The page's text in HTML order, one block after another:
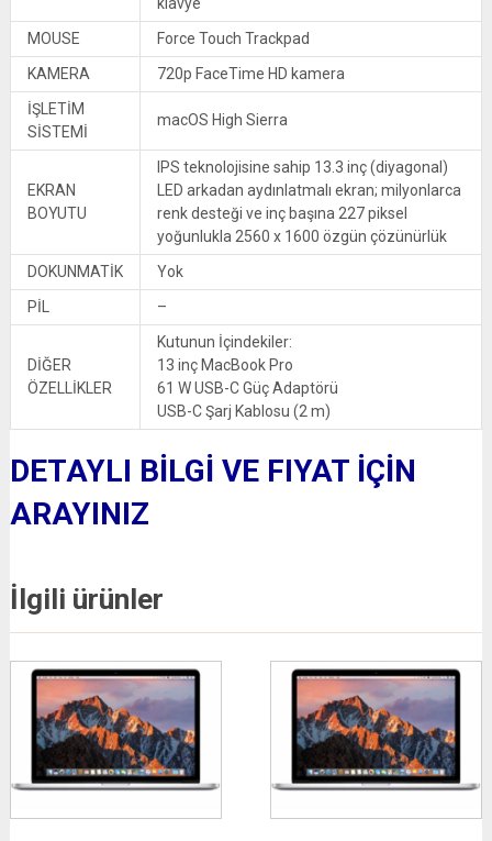
MOUSE
Force Touch Trackpad
KAMERA
720p FaceTime HD kamera
İŞLETİM
SİSTEMİ
macOS High Sierra
EKRAN
BOYUTU
IPS teknolojisine sahip 13.3 inç (diyagonal)
LED arkadan aydınlatmalı ekran; milyonlarca
renk desteği ve inç başına 227 piksel
yoğunlukla 2560 x 1600 özgün çözünürlük
DOKUNMATİK
Yok
PİL
–
DİĞER
ÖZELLİKLER
Kutunun İçindekiler:
13 inç MacBook Pro
61 W USB-C Güç Adaptörü
USB-C Şarj Kablosu (2 m)
DETAYLI BİLGİ VE FIYAT İÇİN
ARAYINIZ
İlgili ürünler